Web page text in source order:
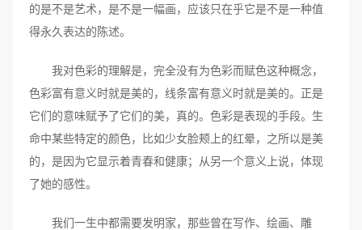
的是不是艺术，是不是一幅画，应该只在乎它是不是一种值
得永久表达的陈述。
我对色彩的理解是，完全没有为色彩而赋色这种概念，
色彩富有意义时就是美的，线条富有意义时就是美的。正是
它们的意味赋予了它们的美，真的。色彩是表现的手段。生
命中某些特定的颜色，比如少女脸颊上的红晕，之所以是美
的，是因为它显示着青春和健康；从另一个意义上说，体现
了她的感性。
我们一生中都需要发明家，那些曾在写作、绘画、雕